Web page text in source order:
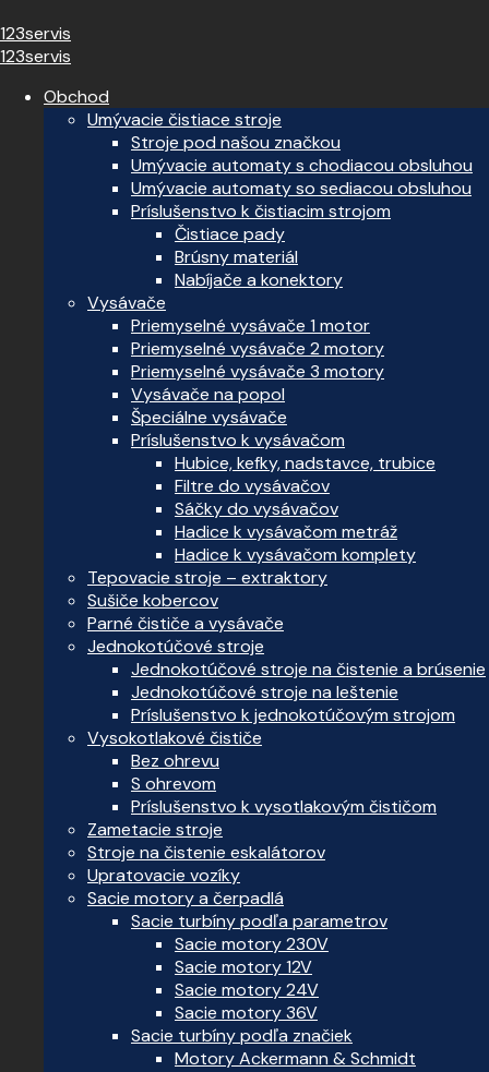
123servis
123servis
Obchod
Umývacie čistiace stroje
Stroje pod našou značkou
Umývacie automaty s chodiacou obsluhou
Umývacie automaty so sediacou obsluhou
Príslušenstvo k čistiacim strojom
Čistiace pady
Brúsny materiál
Nabíjače a konektory
Vysávače
Priemyselné vysávače 1 motor
Priemyselné vysávače 2 motory
Priemyselné vysávače 3 motory
Vysávače na popol
Špeciálne vysávače
Príslušenstvo k vysávačom
Hubice, kefky, nadstavce, trubice
Filtre do vysávačov
Sáčky do vysávačov
Hadice k vysávačom metráž
Hadice k vysávačom komplety
Tepovacie stroje – extraktory
Sušiče kobercov
Parné čističe a vysávače
Jednokotúčové stroje
Jednokotúčové stroje na čistenie a brúsenie
Jednokotúčové stroje na leštenie
Príslušenstvo k jednokotúčovým strojom
Vysokotlakové čističe
Bez ohrevu
S ohrevom
Príslušenstvo k vysotlakovým čističom
Zametacie stroje
Stroje na čistenie eskalátorov
Upratovacie vozíky
Sacie motory a čerpadlá
Sacie turbíny podľa parametrov
Sacie motory 230V
Sacie motory 12V
Sacie motory 24V
Sacie motory 36V
Sacie turbíny podľa značiek
Motory Ackermann & Schmidt